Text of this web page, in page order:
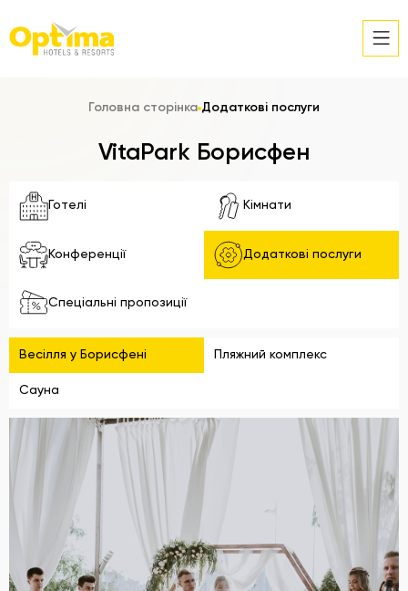
Головна сторінка Додаткові послуги
VitaPark Борисфен
Готелі Кімнати
Конференції Додаткові послуги
Спеціальні пропозиції
Весілля у Борисфені Пляжний комплекс
Сауна